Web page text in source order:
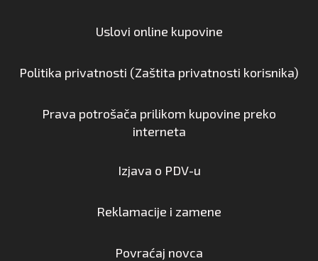
Uslovi online kupovine
Politika privatnosti (Zaštita privatnosti korisnika)
Prava potrošača prilikom kupovine preko
interneta
Izjava o PDV-u
Reklamacije i zamene
Povraćaj novca